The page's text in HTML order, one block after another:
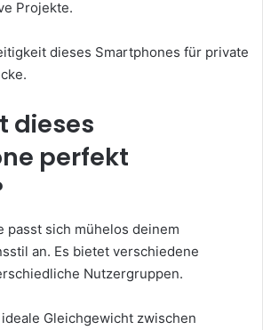
Projekte.
dieses Smartphones für private
dieses
perfekt
passt sich mühelos deinem
an. Es bietet verschiedene
Nutzergruppen.
Gleichgewicht zwischen